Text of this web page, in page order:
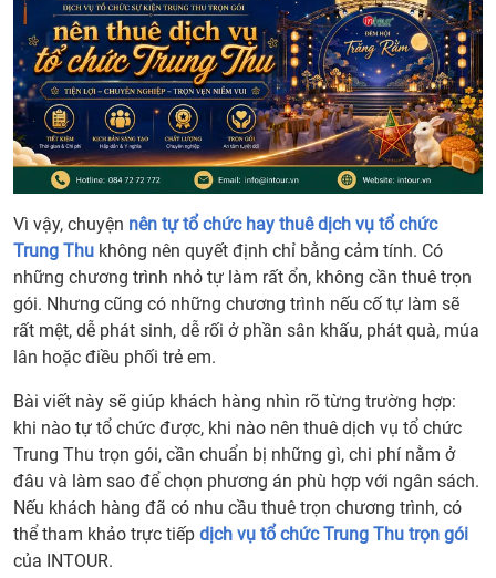
Vì vậy, chuyện nên tự tổ chức hay thuê dịch vụ tổ chức
Trung Thu không nên quyết định chỉ bằng cảm tính. Có
những chương trình nhỏ tự làm rất ổn, không cần thuê trọn
gói. Nhưng cũng có những chương trình nếu cố tự làm sẽ
rất mệt, dễ phát sinh, dễ rối ở phần sân khấu, phát quà, múa
lân hoặc điều phối trẻ em.
Bài viết này sẽ giúp khách hàng nhìn rõ từng trường hợp:
khi nào tự tổ chức được, khi nào nên thuê dịch vụ tổ chức
Trung Thu trọn gói, cần chuẩn bị những gì, chi phí nằm ở
đâu và làm sao để chọn phương án phù hợp với ngân sách.
Nếu khách hàng đã có nhu cầu thuê trọn chương trình, có
thể tham khảo trực tiếp dịch vụ tổ chức Trung Thu trọn gói
của INTOUR.